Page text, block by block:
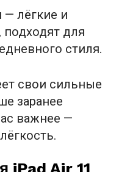
лёгкие и
для
стиля.
свои сильные
заранее
важнее —